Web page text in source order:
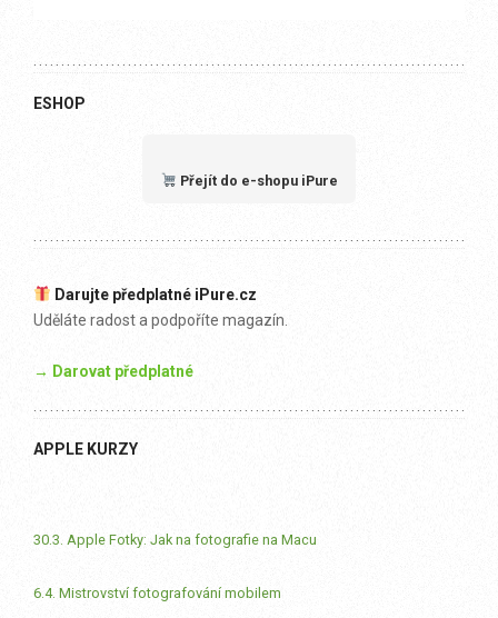
ESHOP
Přejít do e-shopu iPure
Darujte předplatné iPure.cz
Uděláte radost a podpoříte magazín.
→ Darovat předplatné
APPLE KURZY
30.3. Apple Fotky: Jak na fotografie na Macu
6.4. Mistrovství fotografování mobilem